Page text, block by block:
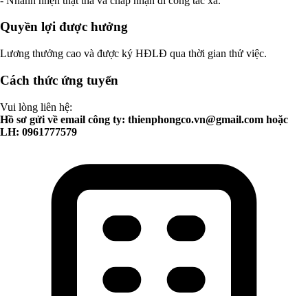
Quyền lợi được hưởng
Lương thưởng cao và được ký HĐLĐ qua thời gian thử việc.
Cách thức ứng tuyển
Vui lòng liên hệ:
Hồ sơ gửi về email công ty: thienphongco.vn@gmail.com hoặc
LH: 0961777579